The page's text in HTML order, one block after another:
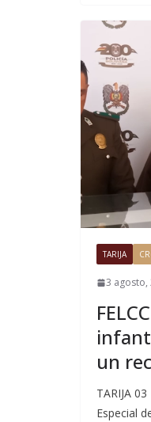
TARIJA
3 agosto,
un
TARIJA
Especial